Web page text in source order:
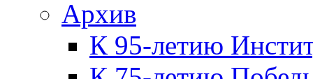
Архив
К 95-летию